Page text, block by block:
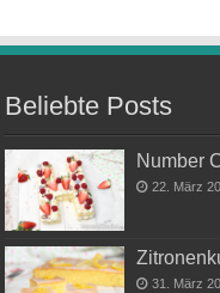
Beliebte Posts
Number
22. März
31. März